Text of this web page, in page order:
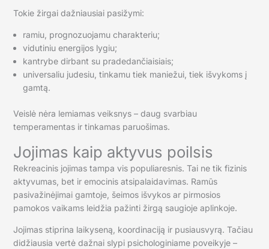
Tokie žirgai dažniausiai pasižymi:
ramiu, prognozuojamu charakteriu;
vidutiniu energijos lygiu;
kantrybe dirbant su pradedančiaisiais;
universaliu judesiu, tinkamu tiek maniežui, tiek išvykoms į
gamtą.
Veislė nėra lemiamas veiksnys – daug svarbiau
temperamentas ir tinkamas paruošimas.
Jojimas kaip aktyvus poilsis
Rekreacinis jojimas tampa vis populiaresnis. Tai ne tik fizinis
aktyvumas, bet ir emocinis atsipalaidavimas. Ramūs
pasivažinėjimai gamtoje, šeimos išvykos ar pirmosios
pamokos vaikams leidžia pažinti žirgą saugioje aplinkoje.
Jojimas stiprina laikyseną, koordinaciją ir pusiausvyrą. Tačiau
didžiausia vertė dažnai slypi psichologiniame poveikyje –